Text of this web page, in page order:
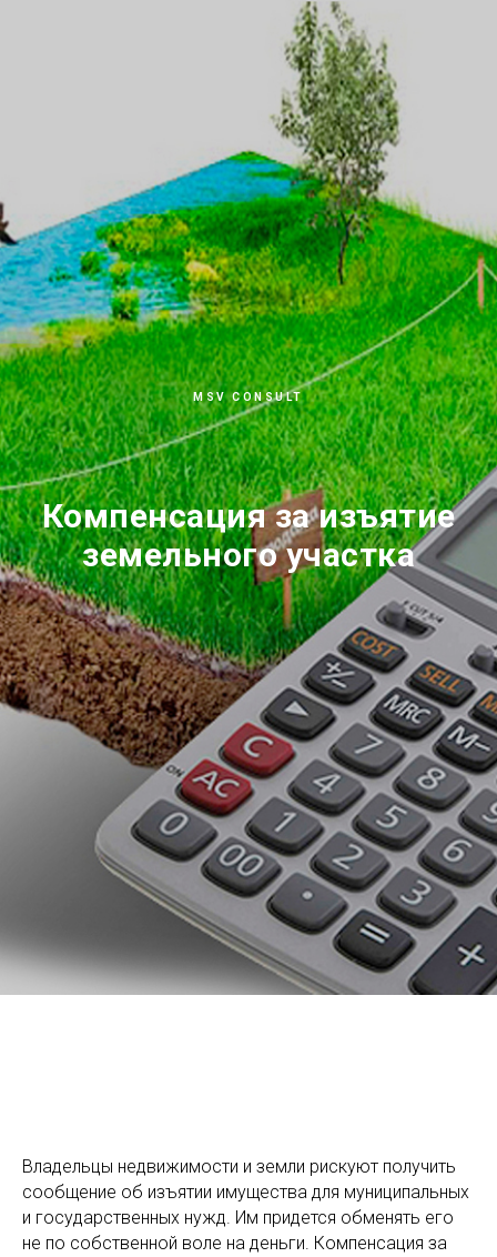
MSV CONSULT
Компенсация за изъятие
земельного участка
Владельцы недвижимости и земли рискуют получить
сообщение об изъятии имущества для муниципальных
и государственных нужд. Им придется обменять его
не по собственной воле на деньги. Компенсация за